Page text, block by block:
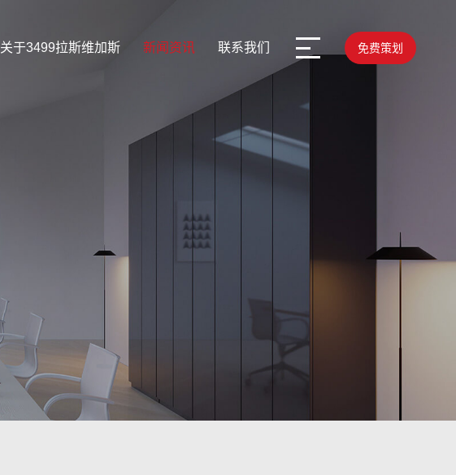
关于3499拉斯维加斯 新闻资讯 联系我们 免费策划